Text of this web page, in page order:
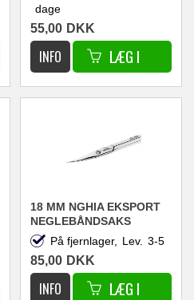
dage
55,00 DKK
18 MM NGHIA EKSPORT
NEGLEBÅNDSAKS
KD.704På fjernlager, Lev. 3-5
85,00 DKK